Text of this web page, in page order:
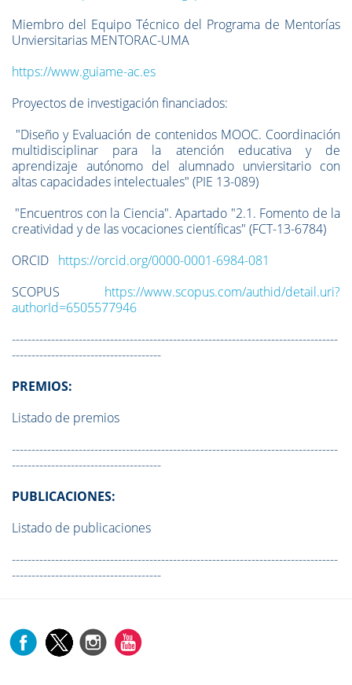
Miembro del Equipo Técnico del Programa de Mentorías
Unviersitarias MENTORAC-UMA
https://www.guiame-ac.es
Proyectos de investigación financiados:
"Diseño y Evaluación de contenidos MOOC. Coordinación
multidisciplinar para la atención educativa y de
aprendizaje autónomo del alumnado unviersitario con
altas capacidades intelectuales" (PIE 13-089)
"Encuentros con la Ciencia". Apartado "2.1. Fomento de la
creatividad y de las vocaciones científicas" (FCT-13-6784)
ORCID https://orcid.org/0000-0001-6984-081
SCOPUS https://www.scopus.com/authid/detail.uri?
authorId=6505577946
-----------------------------------------------------------------------------------
--------------------------------------
PREMIOS:
Listado de premios
-----------------------------------------------------------------------------------
--------------------------------------
PUBLICACIONES:
Listado de publicaciones
-----------------------------------------------------------------------------------
--------------------------------------